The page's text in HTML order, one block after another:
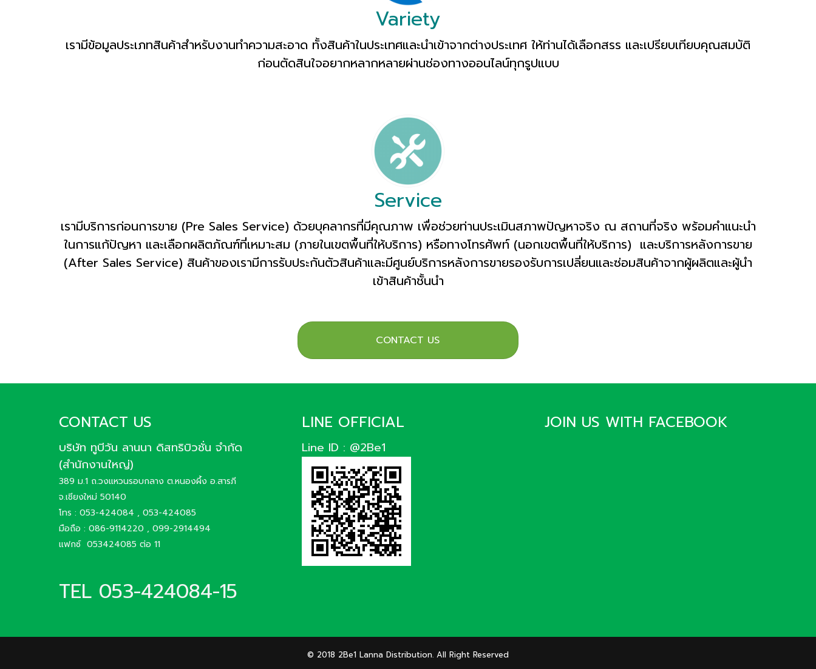
Variety
เรามีข้อมูลประเภทสินค้าสำหรับงานทำความสะอาด ทั้งสินค้าในประเทศและนำเข้าจากต่างประเทศ ให้ท่านได้เลือกสรร และเปรียบเทียบคุณสมบัติ
ก่อนตัดสินใจอยากหลากหลายผ่านช่องทางออนไลน์ทุกรูปแบบ
Service
เรามีบริการก่อนการขาย (Pre Sales Service) ด้วยบุคลากรที่มีคุณภาพ เพื่อช่วยท่านประเมินสภาพปัญหาจริง ณ สถานที่จริง พร้อมคำแนะนำ
ในการแก้ปัญหา และเลือกผลิตภัณฑ์ที่เหมาะสม (ภายในเขตพื้นที่ให้บริการ) หรือทางโทรศัพท์ (นอกเขตพื้นที่ให้บริการ) และบริการหลังการขาย
(After Sales Service) สินค้าของเรามีการรับประกันตัวสินค้าและมีศูนย์บริการหลังการขายรองรับการเปลี่ยนและซ่อมสินค้าจากผู้ผลิตและผู้นำ
เข้าสินค้าชั้นนำ
CONTACT US
CONTACT US
บริษัท ทูบีวัน ลานนา ดิสทริบิวชั่น จำกัด
(สำนักงานใหญ่)
389 ม.1 ถ.วงแหวนรอบกลาง ต.หนองผึ้ง อ.สารภี
จ.เชียงใหม่ 50140
โทร : 053-424084 , 053-424085
มือถือ : 086-9114220 , 099-2914494
แฟกซ์ 053424085 ต่อ 11
TEL 053-424084-15
LINE OFFICIAL
Line ID : @2Be1
JOIN US WITH FACEBOOK
© 2018 2Be1 Lanna Distribution. All Right Reserved